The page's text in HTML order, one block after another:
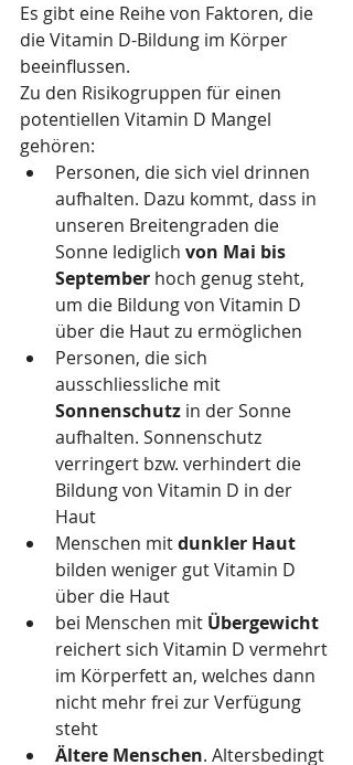
Es gibt eine Reihe von Faktoren, die
die Vitamin D-Bildung im Körper
beeinflussen.
Zu den Risikogruppen für einen
potentiellen Vitamin D Mangel
gehören:
Personen, die sich viel drinnen
aufhalten. Dazu kommt, dass in
unseren Breitengraden die
Sonne lediglich von Mai bis
September hoch genug steht,
um die Bildung von Vitamin D
über die Haut zu ermöglichen
Personen, die sich
ausschliessliche mit
Sonnenschutz in der Sonne
aufhalten. Sonnenschutz
verringert bzw. verhindert die
Bildung von Vitamin D in der
Haut
Menschen mit dunkler Haut
bilden weniger gut Vitamin D
über die Haut
bei Menschen mit Übergewicht
reichert sich Vitamin D vermehrt
im Körperfett an, welches dann
nicht mehr frei zur Verfügung
steht
Ältere Menschen. Altersbedingt